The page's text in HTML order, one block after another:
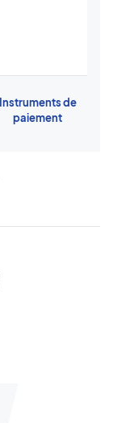
Instruments de
paiement